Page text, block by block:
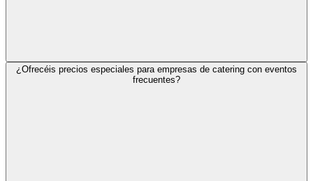
¿Ofrecéis precios especiales para empresas de catering con eventos
frecuentes?